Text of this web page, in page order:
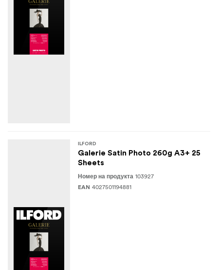
ILFORD
Galerie Satin Photo 260g A3+ 25
Sheets
Номер на продукта 103927
EAN 4027501194881